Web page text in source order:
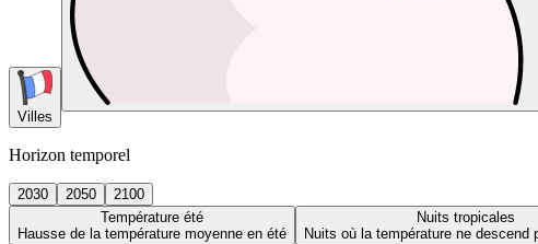
Villes
Horizon temporel
2030 2050
2100
Température été
Hausse de la température moyenne en été
Nuits tropicales
Nuits où la température ne descend